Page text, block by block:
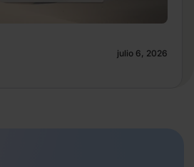
julio 6, 2026